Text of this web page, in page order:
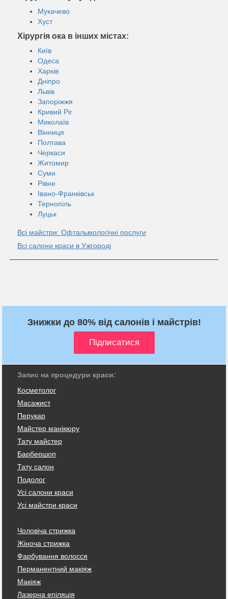
Мукачево
Хуст
Хірургія ока в інших містах:
Київ
Одеса
Харків
Дніпро
Львів
Запоріжжя
Кривий Ріг
Миколаїв
Вінниця
Полтава
Черкаси
Житомир
Суми
Рівне
Івано-Франківськ
Тернопіль
Луцьк
Всі майстри: Офтальмологічні послуги
Всі салони краси в Ужгороді
Знижки до 80% від салонів і майстрів!
Запис на процедури краси:
Косметолог
Масажист
Перукар
Майстер манікюру
Тату майстер
Барбершоп
Тату салон
Подолог
Усі салони краси
Усі майстри краси
Чоловіча стрижка
Жіноча стрижка
Фарбування волосся
Перманентний макіяж
Макіяж
Лазерна епіляція